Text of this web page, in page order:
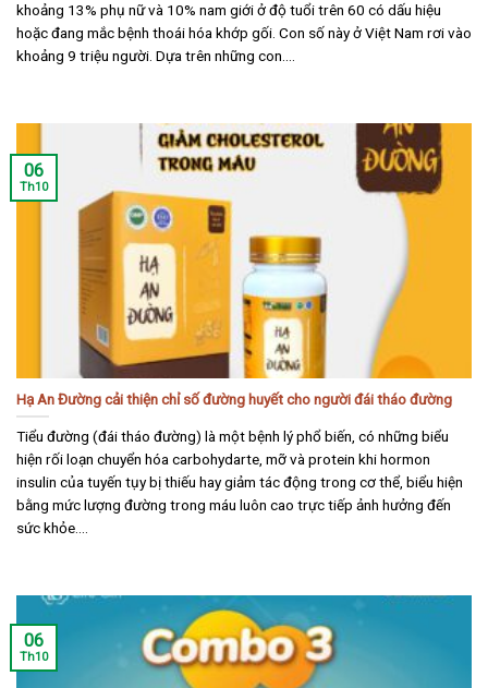
khoảng 13% phụ nữ và 10% nam giới ở độ tuổi trên 60 có dấu hiệu
hoặc đang mắc bệnh thoái hóa khớp gối. Con số này ở Việt Nam rơi vào
khoảng 9 triệu người. Dựa trên những con....
Hạ An Đường cải thiện chỉ số đường huyết cho người đái tháo đường
Tiểu đường (đái tháo đường) là một bệnh lý phổ biến, có những biểu
hiện rối loạn chuyển hóa carbohydarte, mỡ và protein khi hormon
insulin của tuyến tụy bị thiếu hay giảm tác động trong cơ thể, biểu hiện
bằng mức lượng đường trong máu luôn cao trực tiếp ảnh hưởng đến
sức khỏe....
06
Th10
06
Th10